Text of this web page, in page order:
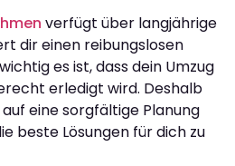
verfügt über langjährige
dir einen reibungslosen
es ist, dass dein Umzug
erledigt wird. Deshalb
eine sorgfältige Planung
beste Lösungen für dich zu